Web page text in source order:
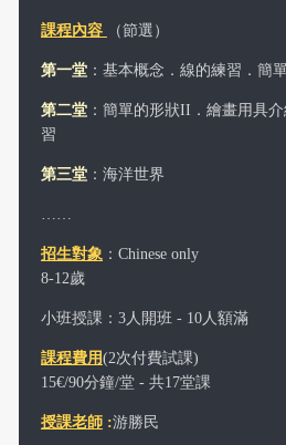
課程內容 （節選）
第一堂： 基本概念 ．線的練習 ．簡
第二堂： 簡單的形狀II ．繪畫用具
習
第三堂： 海洋世界
招生對象 ：Chinese only
8-12歲
小班授課：3人開班 - 10人額滿
課程費用(2次付費試課)
15€/90分鐘/堂 - 共17堂課
授課老師:游勝民